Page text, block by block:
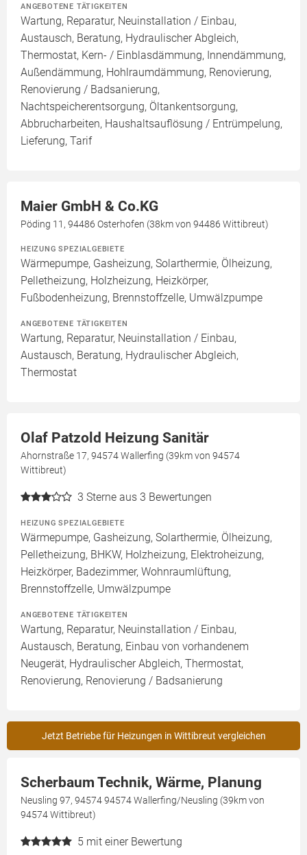
ANGEBOTENE TÄTIGKEITEN
Wartung, Reparatur, Neuinstallation / Einbau,
Austausch, Beratung, Hydraulischer Abgleich,
Thermostat, Kern- / Einblasdämmung, Innendämmung,
Außendämmung, Hohlraumdämmung, Renovierung,
Renovierung / Badsanierung,
Nachtspeicherentsorgung, Öltankentsorgung,
Abbrucharbeiten, Haushaltsauflösung / Entrümpelung,
Lieferung, Tarif
Maier GmbH & Co.KG
Pöding 11, 94486 Osterhofen (38km von 94486 Wittibreut)
HEIZUNG SPEZIALGEBIETE
Wärmepumpe, Gasheizung, Solarthermie, Ölheizung,
Pelletheizung, Holzheizung, Heizkörper,
Fußbodenheizung, Brennstoffzelle, Umwälzpumpe
ANGEBOTENE TÄTIGKEITEN
Wartung, Reparatur, Neuinstallation / Einbau,
Austausch, Beratung, Hydraulischer Abgleich,
Thermostat
Olaf Patzold Heizung Sanitär
Ahornstraße 17, 94574 Wallerfing (39km von 94574
Wittibreut)
3 Sterne aus 3 Bewertungen
HEIZUNG SPEZIALGEBIETE
Wärmepumpe, Gasheizung, Solarthermie, Ölheizung,
Pelletheizung, BHKW, Holzheizung, Elektroheizung,
Heizkörper, Badezimmer, Wohnraumlüftung,
Brennstoffzelle, Umwälzpumpe
ANGEBOTENE TÄTIGKEITEN
Wartung, Reparatur, Neuinstallation / Einbau,
Austausch, Beratung, Einbau von vorhandenem
Neugerät, Hydraulischer Abgleich, Thermostat,
Renovierung, Renovierung / Badsanierung
Jetzt Betriebe für Heizungen in Wittibreut vergleichen
Scherbaum Technik, Wärme, Planung
Neusling 97, 94574 94574 Wallerfing/Neusling (39km von
94574 Wittibreut)
5 mit einer Bewertung